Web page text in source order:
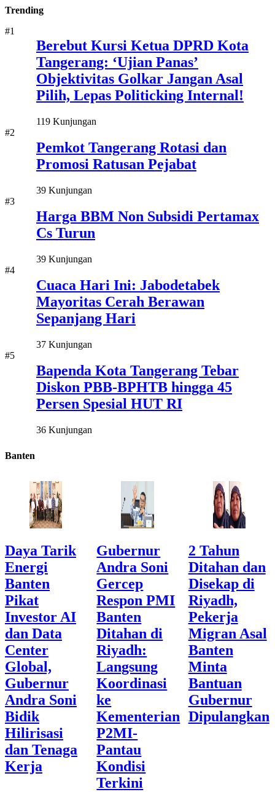
Trending
#1
Berebut Kursi Ketua DPRD Kota
Tangerang: ‘Ujian Panas’
Objektivitas Golkar Jangan Asal
Pilih, Lepas Politicking Internal!
119 Kunjungan
#2
Pemkot Tangerang Rotasi dan
Promosi Ratusan Pejabat
39 Kunjungan
#3
Harga BBM Non Subsidi Pertamax
Cs Turun
39 Kunjungan
#4
Cuaca Hari Ini: Jabodetabek
Mayoritas Cerah Berawan
Sepanjang Hari
37 Kunjungan
#5
Bapenda Kota Tangerang Tebar
Diskon PBB-BPHTB hingga 45
Persen Spesial HUT RI
36 Kunjungan
Banten
Daya Tarik
Energi
Banten
Pikat
Investor AI
dan Data
Center
Global,
Gubernur
Andra Soni
Bidik
Hilirisasi
dan Tenaga
Kerja
Gubernur
Andra Soni
Gercep
Respon PMI
Banten
Ditahan di
Riyadh:
Langsung
Koordinasi
ke
Kementerian
P2MI-
Pantau
Kondisi
Terkini
2 Tahun
Ditahan dan
Disekap di
Riyadh,
Pekerja
Migran Asal
Banten
Minta
Bantuan
Gubernur
Dipulangkan